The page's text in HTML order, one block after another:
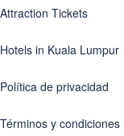
Attraction Tickets
Hotels in Kuala Lumpur
Política de privacidad
Términos y condiciones